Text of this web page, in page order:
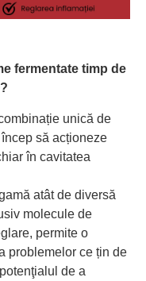
fermentate timp de
unică de
să acționeze
în cavitatea
atât de diversă
molecule de
permite o
problemelor ce țin de
de a